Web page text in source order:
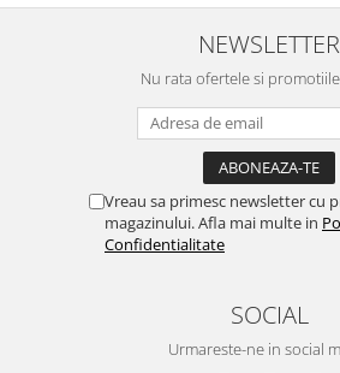
NEWSLETTER
Nu rata ofertele si
Vreau sa primesc newsletter cu
magazinului. Afla mai multe in
Confidentialitate
SOCIAL
Urmareste-ne in social